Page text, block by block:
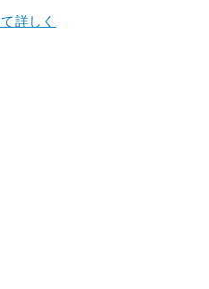
詳しく